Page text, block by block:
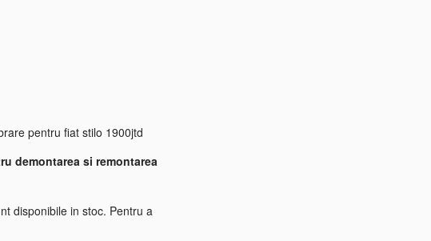
pentru fiat stilo 1900jtd
demontarea si remontarea
disponibile in stoc. Pentru a